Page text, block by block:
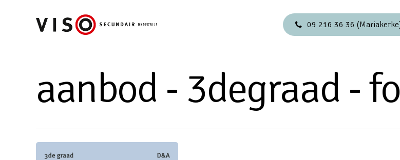
09 216 36 36
aanbod - 3degraad -